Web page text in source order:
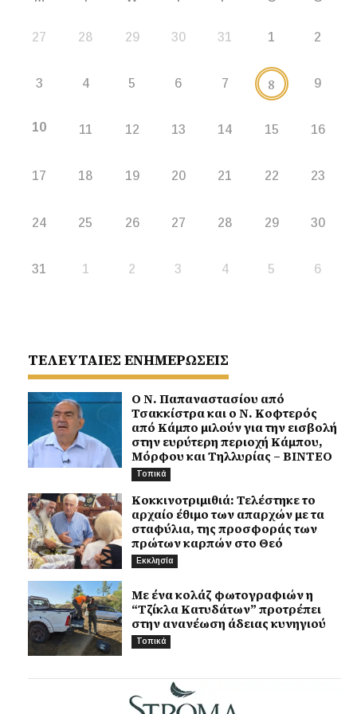
27 28 29 30 31 1 2
3 4 5 6 7 8 9
10 11 12 13 14 15 16
17 18 19 20 21 22 23
24 25 26 27 28 29 30
31 1 2 3 4 5 6
ΤΕΛΕΥΤΑΙΕΣ ΕΝΗΜΕΡΩΣΕΙΣ
Ο Ν. Παπαναστασίου από
Τσακκίστρα και ο Ν. Κοφτερός
από Κάμπο μιλούν για την εισβολή
στην ευρύτερη περιοχή Κάμπου,
Μόρφου και Τηλλυρίας – ΒΙΝΤΕΟ
Τοπικά
Κοκκινοτριμιθιά: Τελέστηκε το
αρχαίο έθιμο των απαρχών με τα
σταφύλια, της προσφοράς των
πρώτων καρπών στο Θεό
Εκκλησία
Με ένα κολάζ φωτογραφιών η
“Τζίκλα Κατυδάτων” προτρέπει
στην ανανέωση άδειας κυνηγιού
Τοπικά